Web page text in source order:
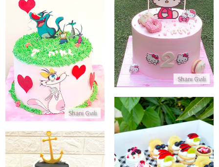
Shani Gvili
עוגת הלו קיטי
התקשר/י
Shani Gvili
עוגת יום הולדת מהממת לבת
התקשר/י
מארז קינוחים אישיים